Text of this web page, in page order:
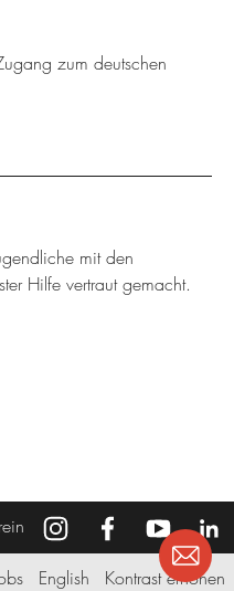
zum deutschen
mit den
Hilfe vertraut gemacht.
English Kontrast erhöhen